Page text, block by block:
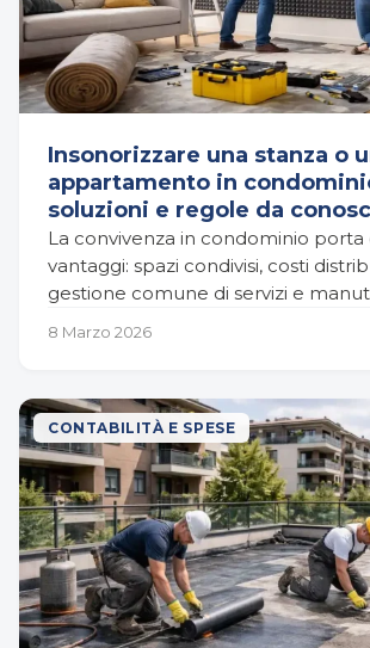
Insonorizzare una stanza o
appartamento in
soluzioni e regole da
La convivenza in condominio
vantaggi: spazi condivisi, costi
gestione comune di servizi e
8 Marzo 2026
CONTABILITÀ E SPESE